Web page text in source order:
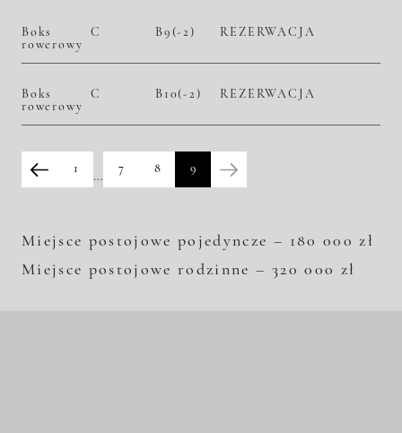
Boks
rowerowy
C B9(-2) REZERWACJA
Boks
rowerowy
C B10(-2) REZERWACJA
1
…
7 8 9
Miejsce postojowe pojedyncze – 180 000 zł
Miejsce postojowe rodzinne – 320 000 zł